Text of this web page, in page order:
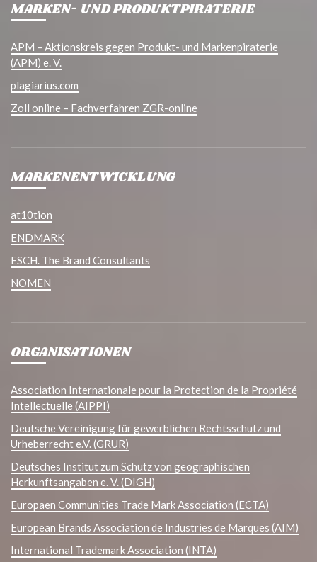
MARKEN- UND PRODUKTPIRATERIE
APM – Aktionskreis gegen Produkt- und Markenpiraterie
(APM) e. V.
plagiarius.com
Zoll online – Fachverfahren ZGR-online
MARKENENTWICKLUNG
at10tion
ENDMARK
ESCH. The Brand Consultants
NOMEN
ORGANISATIONEN
Association Internationale pour la Protection de la Propriété
Intellectuelle (AIPPI)
Deutsche Vereinigung für gewerblichen Rechtsschutz und
Urheberrecht e.V. (GRUR)
Deutsches Institut zum Schutz von geographischen
Herkunftsangaben e. V. (DIGH)
Europaen Communities Trade Mark Association (ECTA)
European Brands Association de Industries de Marques (AIM)
International Trademark Association (INTA)